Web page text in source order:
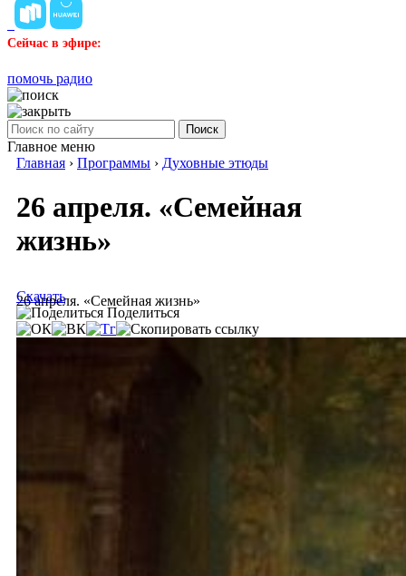
Сейчас в эфире:
помочь радио
Поиск
Главное меню
Главная › Программы › Духовные этюды
26 апреля. «Семейная
жизнь»
26 апреля. «Семейная жизнь»
Скачать
Поделиться